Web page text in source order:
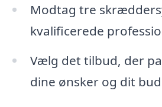
Modtag tre
kvalificerede
Vælg det tilbud, der
dine ønsker og dit